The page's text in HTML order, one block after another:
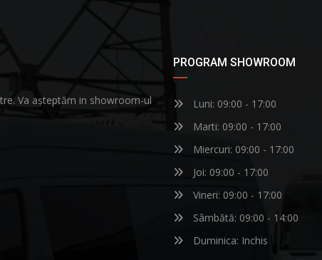
Va așteptăm in showroom-ul
PROGRAM SHOWROOM
Luni: 09:00 - 17:00
Marti: 09:00 - 17:00
Miercuri: 09:00 - 17:00
Joi: 09:00 - 17:00
Vineri: 09:00 - 17:00
Sâmbătă: 09:00 - 14:00
Duminica: Inchis